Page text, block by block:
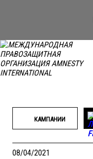
КАМПАНИИ
08/04/2021